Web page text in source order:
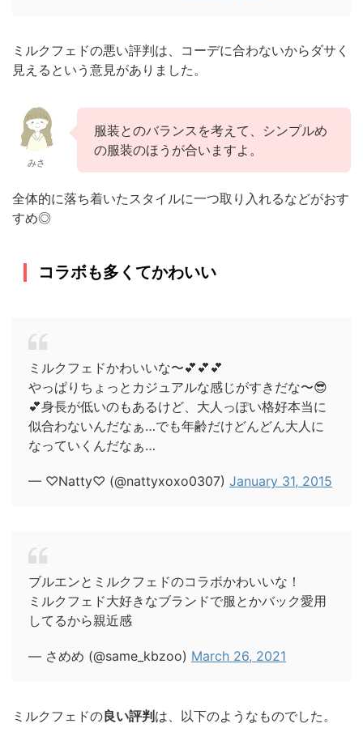
ミルクフェドの悪い評判は、コーデに合わないからダサく
見えるという意見がありました。
みさ
服装とのバランスを考えて、シンプルめ
の服装のほうが合いますよ。
全体的に落ち着いたスタイルに一つ取り入れるなどがおす
すめ◎
コラボも多くてかわいい
ミルクフェドかわいいな〜💕💕💕
やっぱりちょっとカジュアルな感じがすきだな〜😎
💕身長が低いのもあるけど、大人っぽい格好本当に
似合わないんだなぁ…でも年齢だけどんどん大人に
なっていくんだなぁ…
— ♡Natty♡ (@nattyxoxo0307) January 31, 2015
ブルエンとミルクフェドのコラボかわいいな！
ミルクフェド大好きなブランドで服とかバック愛用
してるから親近感
— さめめ (@same_kbzoo) March 26, 2021
ミルクフェドの良い評判 は、以下のようなものでした。